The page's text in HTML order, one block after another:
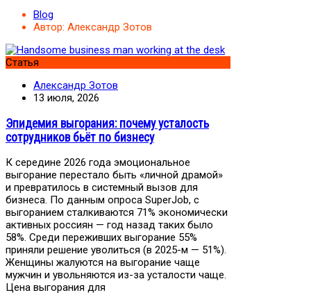
Blog
Автор: Александр Зотов
Статья
Александр Зотов
13 июля, 2026
Эпидемия выгорания: почему усталость
сотрудников бьёт по бизнесу
К середине 2026 года эмоциональное
выгорание перестало быть «личной драмой»
и превратилось в системный вызов для
бизнеса. По данным опроса SuperJob, с
выгоранием сталкиваются 71% экономически
активных россиян — год назад таких было
58%. Среди переживших выгорание 55%
приняли решение уволиться (в 2025-м — 51%).
Женщины жалуются на выгорание чаще
мужчин и увольняются из-за усталости чаще.
Цена выгорания для